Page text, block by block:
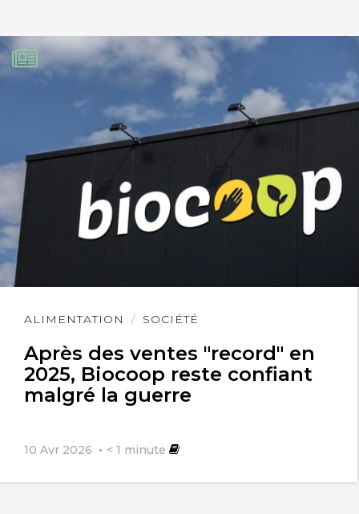
ALIMENTATION SOCIÉTÉ
Après des ventes "record" en
2025, Biocoop reste confiant
malgré la guerre
10 Avr 2026 < 1 minute
Lire